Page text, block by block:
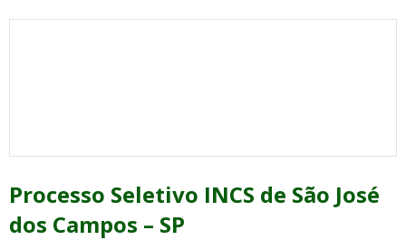
Processo Seletivo INCS de São José
dos Campos – SP